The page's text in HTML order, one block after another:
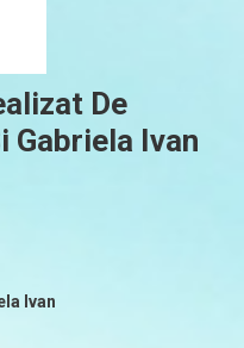
De
Gabriela Ivan
Ivan